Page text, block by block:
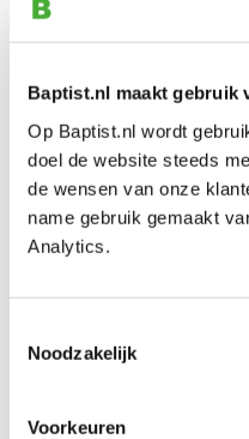
Baptist.nl maakt gebruik
Op Baptist.nl wordt
doel de website steeds
de wensen van onze
name gebruik gemaakt
Analytics.
Noodzakelijk
Voorkeuren
€ 35,37
Op voorraad
Sorby
beitels
€ 31,40